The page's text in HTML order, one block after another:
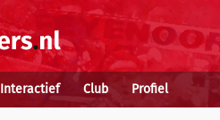
Interactief Club Profiel